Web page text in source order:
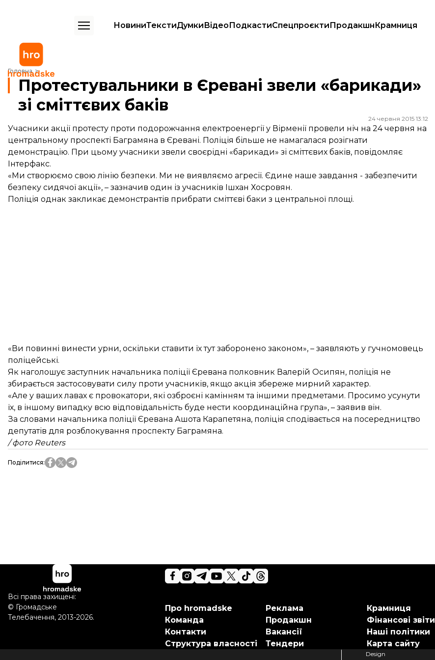
НовиниТекстиДумкиВідеоПодкастиСпецпроєктиПродакшнКрамниця
Головна
Протестувальники в Єревані звели «барикади» зі сміттєвих баків
Протестувальники в Єревані звели «барикади»
зі сміттєвих баків
24 червня 2015 13:12
Учасники акції протесту проти подорожчання електроенергії у Вірменії провели ніч на 24 червня на
центральному проспекті Баграмяна в Єревані. Поліція більше не намагалася розігнати
демонстрацію. При цьому учасники звели своєрідні «барикади» зі сміттєвих баків, повідомляє
Інтерфакс.
«Ми створюємо свою лінію безпеки. Ми не виявляємо агресії. Єдине наше завдання - забезпечити
безпеку сидячої акції», – зазначив один із учасників Ішхан Хосровян.
Поліція однак закликає демонстрантів прибрати сміттєві баки з центральної площі.
«Ви повинні винести урни, оскільки ставити їх тут заборонено законом», – заявляють у гучномовець
поліцейські.
Як наголошує заступник начальника поліції Єревана полковник Валерій Осипян, поліція не
збирається застосовувати силу проти учасників, якщо акція збереже мирний характер.
«Але у ваших лавах є провокатори, які озброєні камінням та іншими предметами. Просимо усунути
їх, в іншому випадку всю відповідальність буде нести координаційна група», – заявив він.
За словами начальника поліції Єревана Ашота Карапетяна, поліція сподівається на посередництво
депутатів для розблокування проспекту Баграмяна.
/ фото Reuters
Поділитися:
Про hromadske
Команда
Контакти
Структура власності
Реклама
Продакшн
Вакансії
Тендери
Крамниця
Фінансові звіти
Наші політики
Карта сайту
Всі права захищені:
© Громадське
Телебачення, 2013-2026.
Design